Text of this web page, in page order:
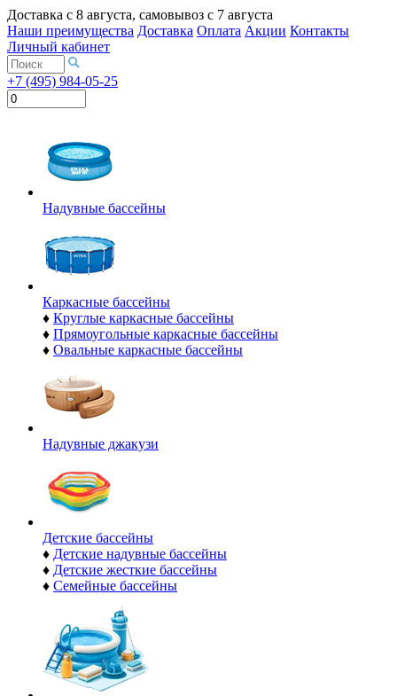
Доставка с 8 августа, самовывоз с 7 августа
Наши преимущества Доставка Оплата Акции Контакты
Личный кабинет
+7 (495) 984-05-25
Надувные бассейны
Каркасные бассейны
♦ Круглые каркасные бассейны
♦ Прямоугольные каркасные бассейны
♦ Овальные каркасные бассейны
Надувные джакузи
Детские бассейны
♦ Детские надувные бассейны
♦ Детские жесткие бассейны
♦ Семейные бассейны